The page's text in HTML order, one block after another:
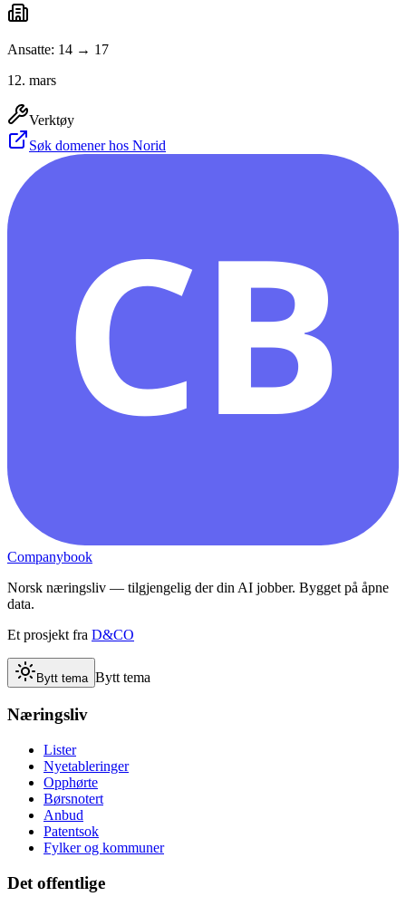
Ansatte: 14 → 17
12. mars
Verktøy
Søk domener hos Norid
CB
Companybook
Norsk næringsliv — tilgjengelig der din AI jobber. Bygget på åpne
data.
Et prosjekt fra D&CO
Bytt tema Bytt tema
Næringsliv
Lister
Nyetableringer
Opphørte
Børsnotert
Anbud
Patentsok
Fylker og kommuner
Det offentlige